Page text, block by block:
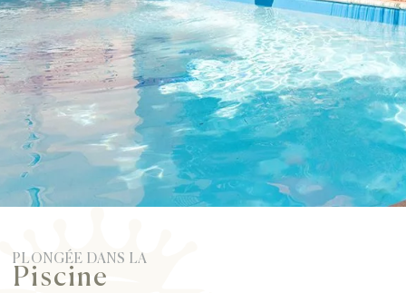
PLONGÉE DANS LA
Piscine